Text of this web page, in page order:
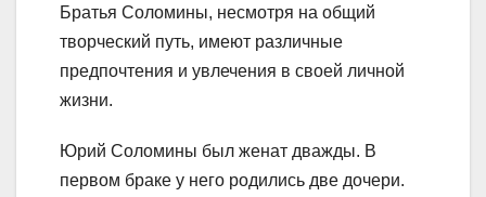
Братья Соломины, несмотря на общий
творческий путь, имеют различные
предпочтения и увлечения в своей личной
жизни.
Юрий Соломины был женат дважды. В
первом браке у него родились две дочери.